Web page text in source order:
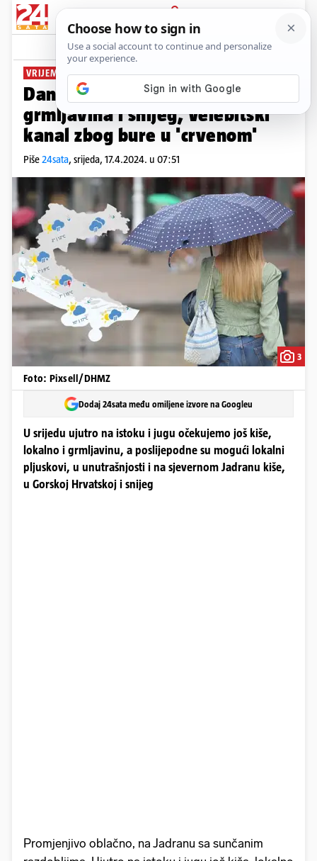
PRIJAVA
News Komentari
VRIJEME I STANJE U PROMETU
Danas i dalje hladno, pljuskovi,
grmljavina i snijeg, Velebitski
kanal zbog bure u 'crvenom'
Piše24sata, srijeda, 17.4.2024. u 07:51
3
Foto: Pixsell/DHMZ
Dodaj 24sata među omiljene izvore na Googleu
U srijedu ujutro na istoku i jugu očekujemo još kiše,
lokalno i grmljavinu, a poslijepodne su mogući lokalni
pljuskovi, u unutrašnjosti i na sjevernom Jadranu kiše,
u Gorskoj Hrvatskoj i snijeg
Promjenjivo oblačno, na Jadranu sa sunčanim